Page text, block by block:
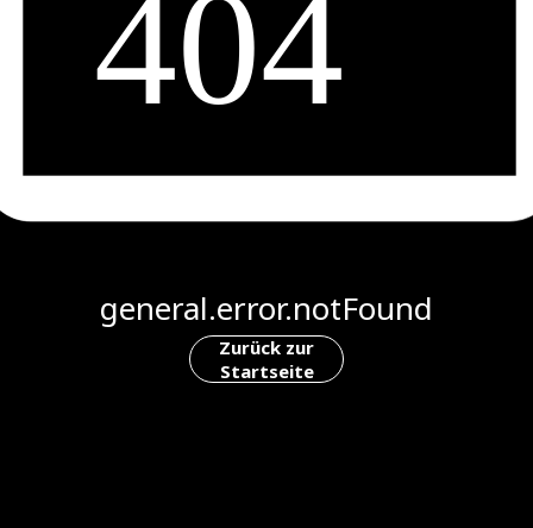
general.error.notFound
Zurück zur
Startseite